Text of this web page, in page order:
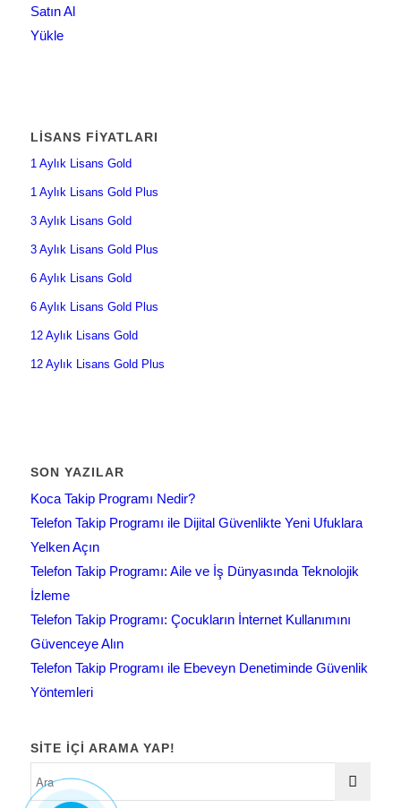
Satın Al
Yükle
LISANS FIYATLARI
1 Aylık Lisans Gold
1 Aylık Lisans Gold Plus
3 Aylık Lisans Gold
3 Aylık Lisans Gold Plus
6 Aylık Lisans Gold
6 Aylık Lisans Gold Plus
12 Aylık Lisans Gold
12 Aylık Lisans Gold Plus
SON YAZILAR
Koca Takip Programı Nedir?
Telefon Takip Programı ile Dijital Güvenlikte Yeni Ufuklara
Yelken Açın
Telefon Takip Programı: Aile ve İş Dünyasında Teknolojik
İzleme
Telefon Takip Programı: Çocukların İnternet Kullanımını
Güvenceye Alın
Telefon Takip Programı ile Ebeveyn Denetiminde Güvenlik
Yöntemleri
SITE IÇI ARAMA YAP!